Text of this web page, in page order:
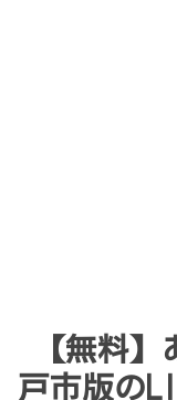
【無料
戸市版の